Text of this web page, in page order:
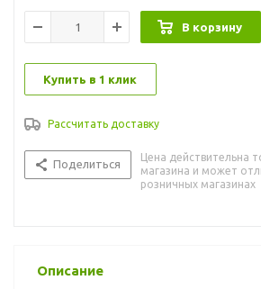
В корзину
Купить в 1 клик
Рассчитать доставку
Поделиться
Цена действительна
магазина и может
розничных магазинах
Описание